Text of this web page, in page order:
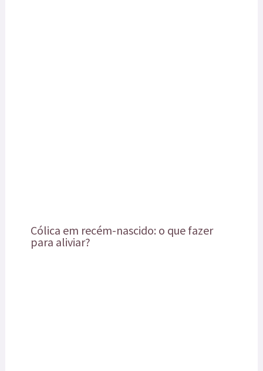
Cólica em recém-nascido: o que fazer
para aliviar?